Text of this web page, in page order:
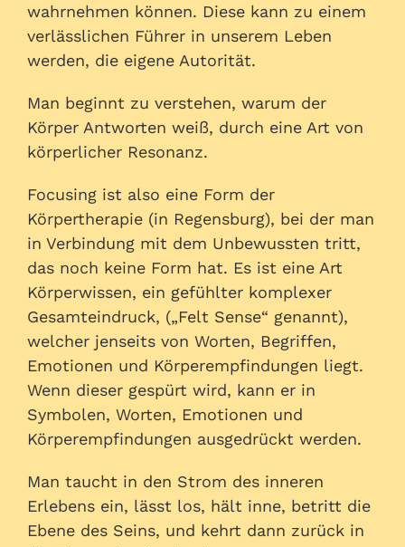
wahrnehmen können. Diese kann zu einem
verlässlichen Führer in unserem Leben
werden, die eigene Autorität.
Man beginnt zu verstehen, warum der
Körper Antworten weiß, durch eine Art von
körperlicher Resonanz.
Focusing ist also eine Form der
Körpertherapie (in Regensburg), bei der man
in Verbindung mit dem Unbewussten tritt,
das noch keine Form hat. Es ist eine Art
Körperwissen, ein gefühlter komplexer
Gesamteindruck, („Felt Sense“ genannt),
welcher jenseits von Worten, Begriffen,
Emotionen und Körperempfindungen liegt.
Wenn dieser gespürt wird, kann er in
Symbolen, Worten, Emotionen und
Körperempfindungen ausgedrückt werden.
Man taucht in den Strom des inneren
Erlebens ein, lässt los, hält inne, betritt die
Ebene des Seins, und kehrt dann zurück in